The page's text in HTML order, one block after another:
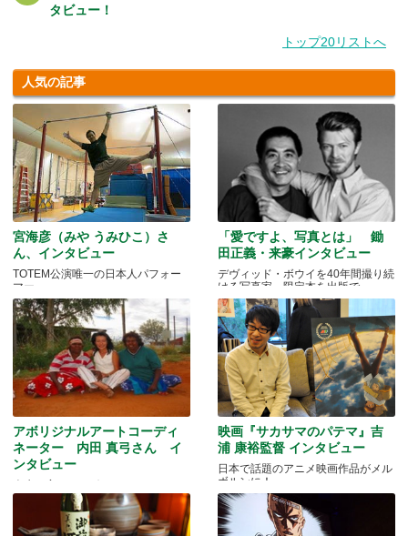
タビュー！
トップ20リストへ
人気の記事
宮海彦（みや うみひこ）さ
ん、インタビュー
TOTEM公演唯一の日本人パフォー
マー
「愛ですよ、写真とは」 鋤
田正義・来豪インタビュー
デヴィッド・ボウイを40年間撮り続
ける写真家、限定本を出版で
アボリジナルアートコーディ
ネーター 内田 真弓さん イ
ンタビュー
の出会いとは…
映画『サカサマのパテマ』吉
浦 康裕監督 インタビュー
日本で話題のアニメ映画作品がメル
ボルンに！